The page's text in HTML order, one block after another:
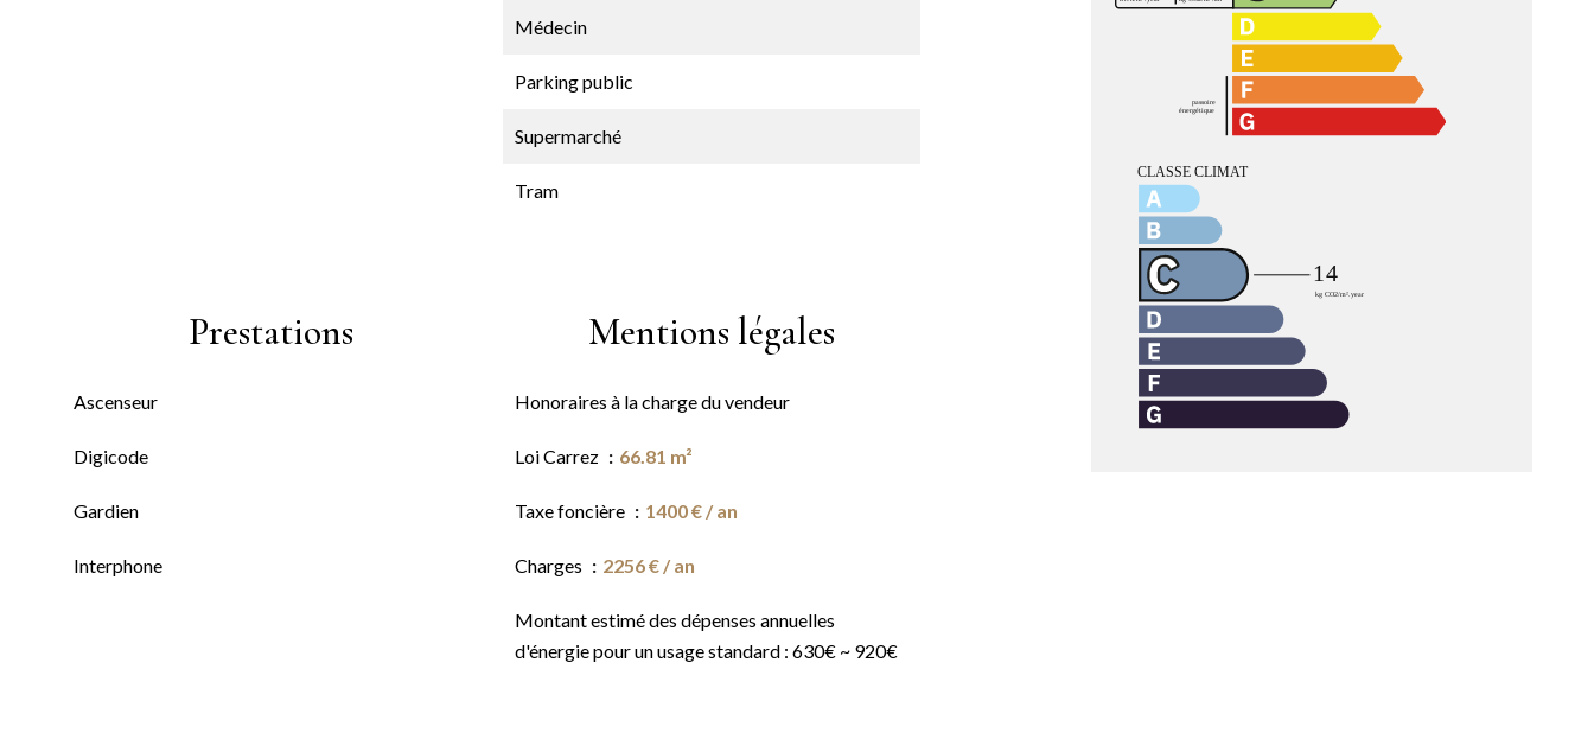
Médecin
Parking public
Supermarché
Tram
Prestations
Ascenseur
Digicode
Gardien
Interphone
Mentions légales
Honoraires à la charge du vendeur
Loi Carrez 66.81 m²
Taxe foncière 1400 € / an
Charges 2256 € / an
Montant estimé des dépenses annuelles
d'énergie pour un usage standard : 630€ ~ 920€